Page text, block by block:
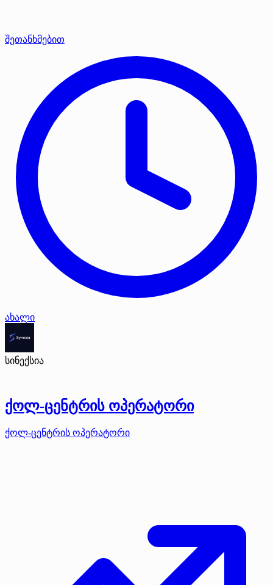
შეთანხმებით
ახალი
სინექსია
ქოლ-ცენტრის ოპერატორი
ქოლ-ცენტრის ოპერატორი